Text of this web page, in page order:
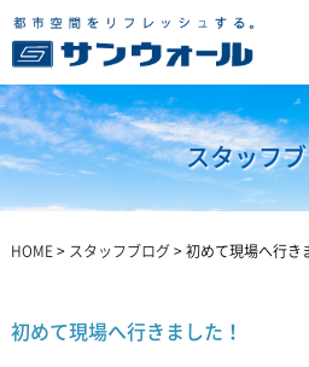
スタッフ
HOME> スタッフブログ> 初めて現場へ行き
初めて現場へ行きました！